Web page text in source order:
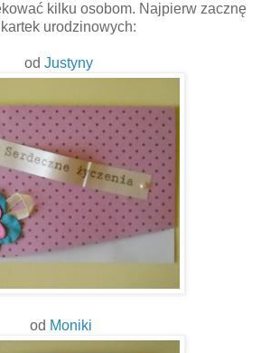
kilku osobom. Najpierw zacznę
urodzinowych:
od Justyny
od Moniki